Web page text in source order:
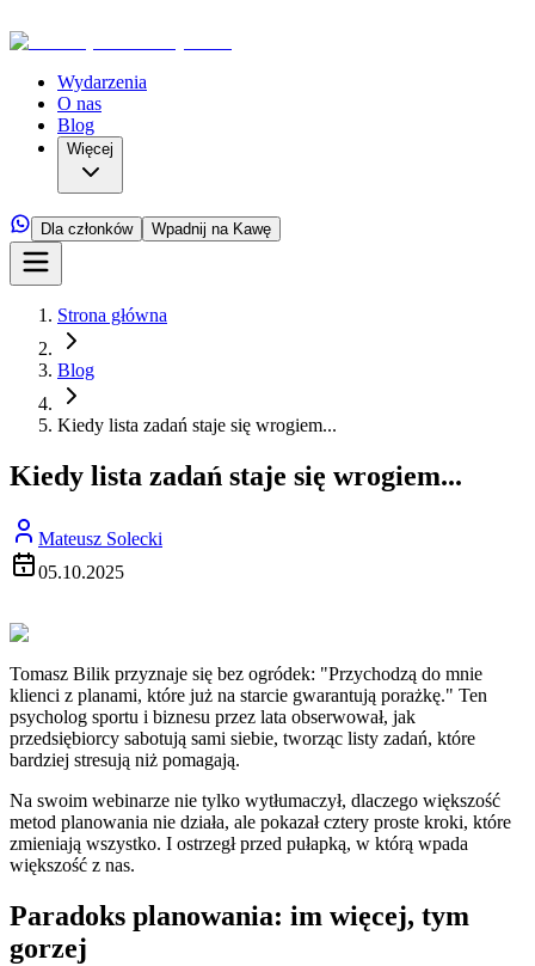
Wydarzenia
O nas
Blog
Więcej
Dla członków Wpadnij na Kawę
Strona główna
Blog
Kiedy lista zadań staje się wrogiem...
Kiedy lista zadań staje się wrogiem...
Mateusz Solecki
05.10.2025
Tomasz Bilik przyznaje się bez ogródek: "Przychodzą do mnie
klienci z planami, które już na starcie gwarantują porażkę." Ten
psycholog sportu i biznesu przez lata obserwował, jak
przedsiębiorcy sabotują sami siebie, tworząc listy zadań, które
bardziej stresują niż pomagają.
Na swoim webinarze nie tylko wytłumaczył, dlaczego większość
metod planowania nie działa, ale pokazał cztery proste kroki, które
zmieniają wszystko. I ostrzegł przed pułapką, w którą wpada
większość z nas.
Paradoks planowania: im więcej, tym
gorzej